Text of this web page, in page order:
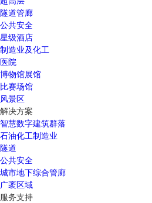
隧道管廊
公共安全
星级酒店
制造业及化工
医院
博物馆展馆
比赛场馆
风景区
解决方案
智慧数字建筑群落
石油化工制造业
隧道
公共安全
城市地下综合管廊
广袤区域
服务支持